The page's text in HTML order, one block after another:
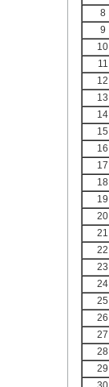
8
9
10
11
12
13
14
15
16
17
18
19
20
21
22
23
24
25
26
27
28
29